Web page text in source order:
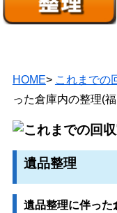
HOME> これまでの
った倉庫内の整理(
遺品整理
遺品整理に伴った